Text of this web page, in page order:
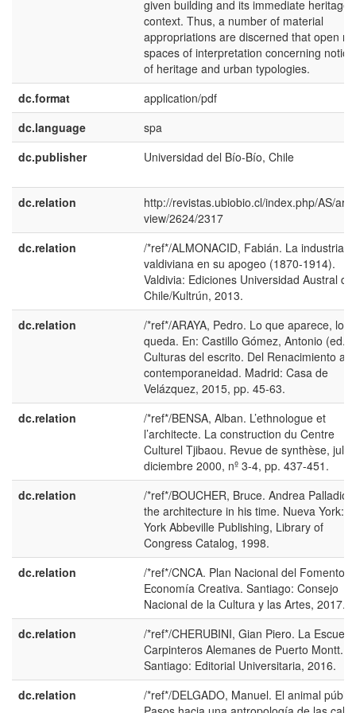
given building and its immediate heritage
context. Thus, a number of material
appropriations are discerned that open
spaces of interpretation concerning
of heritage and urban typologies.
dc.format
application/pdf
dc.language
spa
dc.publisher
Universidad del Bío-Bío, Chile
dc.relation
http://revistas.ubiobio.cl/index.php/AS/
view/2624/2317
dc.relation
/*ref*/ALMONACID, Fabián. La industria
valdiviana en su apogeo (1870-1914).
Valdivia: Ediciones Universidad Austral de
Chile/Kultrún, 2013.
dc.relation
/*ref*/ARAYA, Pedro. Lo que aparece, lo
queda. En: Castillo Gómez, Antonio (ed.),
Culturas del escrito. Del Renacimiento a
contemporaneidad. Madrid: Casa de
Velázquez, 2015, pp. 45-63.
dc.relation
/*ref*/BENSA, Alban. L’ethnologue et
l’architecte. La construction du Centre
Culturel Tjibaou. Revue de synthèse, julio-
diciembre 2000, nº 3-4, pp. 437-451.
dc.relation
/*ref*/BOUCHER, Bruce. Andrea Palladio:
the architecture in his time. Nueva York:
York Abbeville Publishing, Library of
Congress Catalog, 1998.
dc.relation
/*ref*/CNCA. Plan Nacional del Fomento
Economía Creativa. Santiago: Consejo
Nacional de la Cultura y las Artes, 2017.
dc.relation
/*ref*/CHERUBINI, Gian Piero. La
Carpinteros Alemanes de Puerto Montt.
Santiago: Editorial Universitaria, 2016.
dc.relation
/*ref*/DELGADO, Manuel. El animal